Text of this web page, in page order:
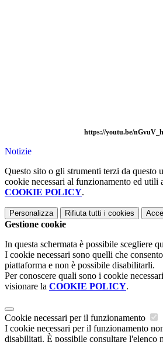
https://youtu.be/
Notizie
Questo sito o gli strumenti terzi da questo
cookie necessari al funzionamento ed utili
COOKIE POLICY.
Personalizza Rifiuta tutti i cookies
Gestione cookie
In questa schermata è possibile scegliere
I cookie necessari sono quelli che
piattaforma e non è possibile disabilitarli.
Per conoscere quali sono i cookie
visionare la COOKIE POLICY.
Cookie necessari per il funzionamento
I cookie necessari per il funzionamento
disabilitati. È possibile consultare l'elenco